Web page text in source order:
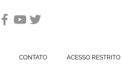
CONTATO ACESSO RESTRITO